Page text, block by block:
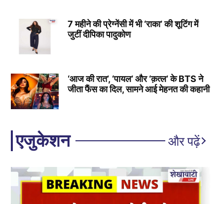
7 महीने की प्रेग्नेंसी में भी ‘राका’ की शूटिंग में
जुटीं दीपिका पादुकोण
‘आज की रात’, ‘पायल’ और ‘क़त्ल’ के BTS ने
जीता फैंस का दिल, सामने आई मेहनत की कहानी
एजुकेशन और पढ़ें